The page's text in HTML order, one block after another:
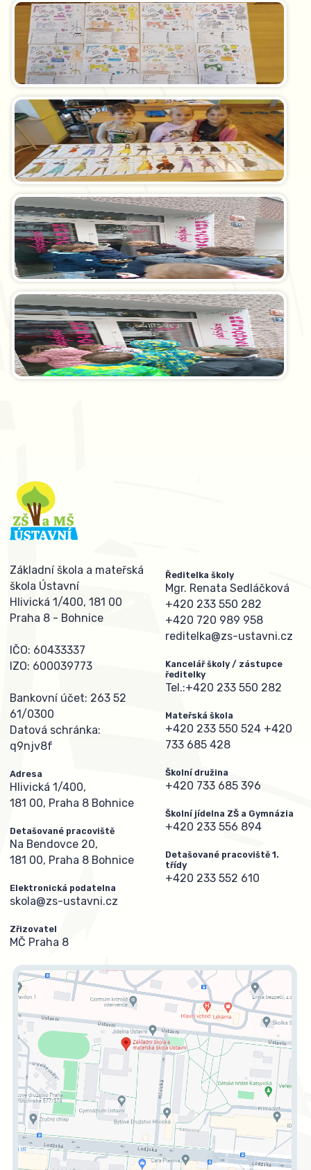
Základní škola a mateřská
škola Ústavní
Hlivická 1/400, 181 00
Praha 8 - Bohnice
IČO: 60433337
IZO: 600039773
Bankovní účet: 263 52
61/0300
Datová schránka:
q9njv8f
Adresa
Hlivická 1/400,
181 00, Praha 8 Bohnice
Detašované pracoviště
Na Bendovce 20,
181 00, Praha 8 Bohnice
Elektronická podatelna
skola@zs-ustavni.cz
Zřizovatel
MČ Praha 8
Ředitelka školy
Mgr. Renata Sedláčková
+420 233 550 282
+420 720 989 958
reditelka@zs-ustavni.cz
Kancelář školy / zástupce
ředitelky
Tel.:+420 233 550 282
Mateřská škola
+420 233 550 524 +420
733 685 428
Školní družina
+420 733 685 396
Školní jídelna ZŠ a Gymnázia
+420 233 556 894
Detašované pracoviště 1.
třídy
+420 233 552 610